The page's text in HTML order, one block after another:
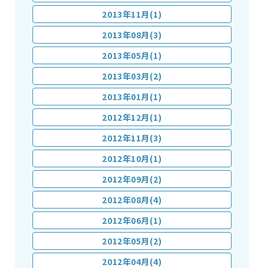
2013年11月(1)
2013年08月(3)
2013年05月(1)
2013年03月(2)
2013年01月(1)
2012年12月(1)
2012年11月(3)
2012年10月(1)
2012年09月(2)
2012年08月(4)
2012年06月(1)
2012年05月(2)
2012年04月(4)